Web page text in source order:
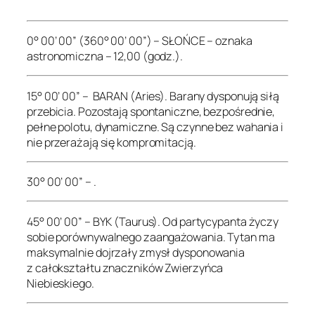
0° 00’ 00” (360° 00’ 00”) – SŁOŃCE – oznaka
astronomiczna – 12,00 (godz.).
15° 00’ 00” – BARAN (Aries). Barany dysponują siłą
przebicia. Pozostają spontaniczne, bezpośrednie,
pełne polotu, dynamiczne. Są czynne bez wahania i
nie przerażają się kompromitacją.
30° 00’ 00” – .
45° 00’ 00” – BYK (Taurus). Od partycypanta życzy
sobie porównywalnego zaangażowania. Tytan ma
maksymalnie dojrzały zmysł dysponowania
z całokształtu znaczników Zwierzyńca
Niebieskiego.